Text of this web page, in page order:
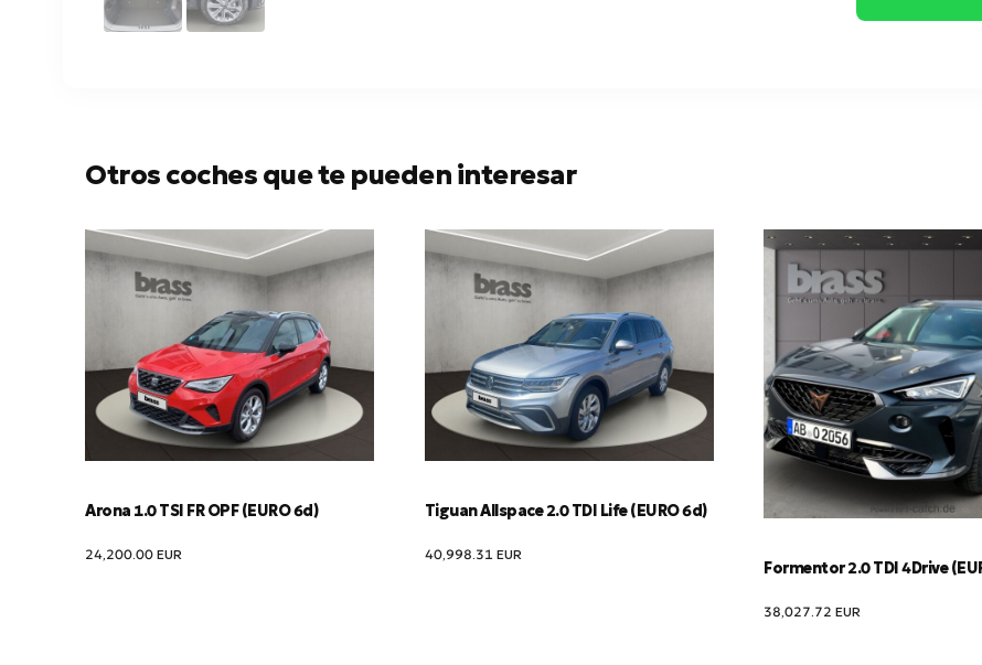
Otros coches que te pueden interesar
Arona 1.0 TSI FR OPF (EURO 6d)
24,200.00 EUR
Tiguan Allspace 2.0 TDI Life (EURO 6d)
40,998.31 EUR
Formentor 2.0 TDI 4Drive
38,027.72EUR